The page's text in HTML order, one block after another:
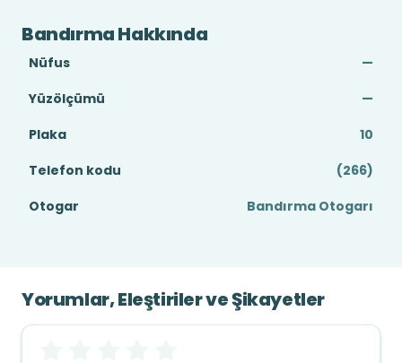
Bandırma Hakkında
Nüfus
—
Yüzölçümü
—
Plaka
10
Telefon kodu
(266)
Otogar
Bandırma Otogarı
Yorumlar, Eleştiriler ve Şikayetler